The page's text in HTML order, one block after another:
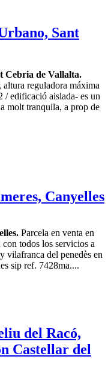
Sant
Cebria de Vallalta.
reguladora máxima
edificació aislada- es un
molt tranquila, a prop de
Canyelles
Parcela en venta en
todos los servicios a
vilafranca del penedès en
sip ref. 7428ma....
del Racó,
Castellar del